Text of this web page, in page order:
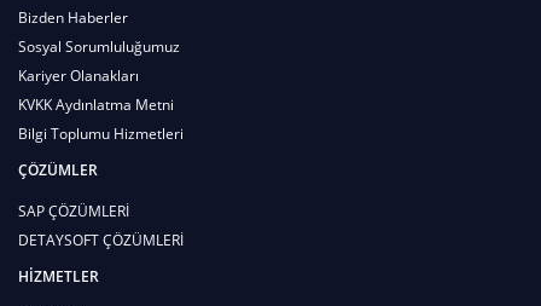
Bizden Haberler
Sosyal Sorumluluğumuz
Kariyer Olanakları
KVKK Aydınlatma Metni
Bilgi Toplumu Hizmetleri
ÇÖZÜMLER
SAP ÇÖZÜMLERİ
DETAYSOFT ÇÖZÜMLERİ
HİZMETLER